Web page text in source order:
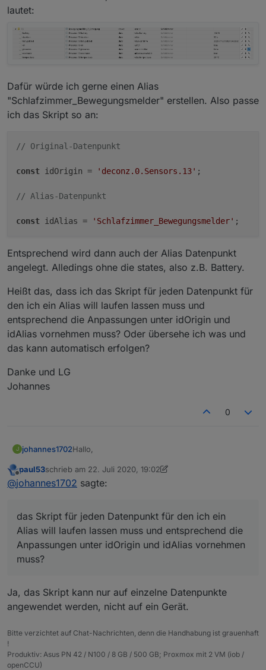
lautet:
Dafür würde ich gerne einen Alias
"Schlafzimmer_Bewegungsmelder" erstellen. Also passe
ich das Skript so an:
// Original-Datenpunkt
const idOrigin = 'deconz.0.Sensors.13' ;
// Alias-Datenpunkt
const idAlias = 'Schlafzimmer_Bewegungsmelder'
Entsprechend wird dann auch der Alias Datenpunkt
angelegt. Alledings ohne die states, also z.B. Battery.
Heißt das, dass ich das Skript für jeden Datenpunkt für
den ich ein Alias will laufen lassen muss und
entsprechend die Anpassungen unter idOrigin und
idAlias vornehmen muss? Oder übersehe ich was und
das kann automatisch erfolgen?
Danke und LG
Johannes
0
J johannes1702Hallo,
ich habe mal eine Frage zum Skript im ersten
Post. Entweder habe ich einen Denkfehler, oder
Dafür würde ich gerne einen Alias
"Schlafzimmer_Bewegungsmelder" erstellen.
Also passe ich das Skript so an:
// Original-Datenpunkt
Datenpunkt für den ich ein Alias will laufen
lassen muss und entsprechend die
vornehmen muss? Oder übersehe ich was und
das kann automatisch erfolgen?
Danke und LG
Offline
paul53schrieb am 22. Juli 2020, 19:02
zuletzt editiert von paul53
@johannes1702 sagte:
das Skript für jeden Datenpunkt für den ich ein
Alias will laufen lassen muss und entsprechend die
Anpassungen unter idOrigin und idAlias vornehmen
muss?
Ja, das Skript kann nur auf einzelne Datenpunkte
angewendet werden, nicht auf ein Gerät.
Bitte verzichtet auf Chat-Nachrichten, denn die Handhabung ist grauenhaft
!
Produktiv: Asus PN 42 / N100 / 8 GB / 500 GB; Proxmox mit 2 VM (iob /
openCCU)